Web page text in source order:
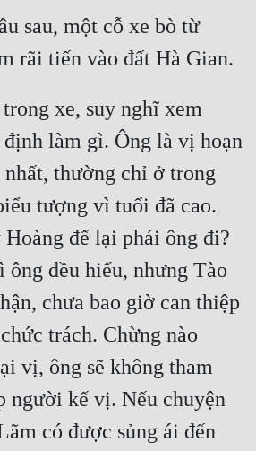
sau, một cỗ xe bò từ
xe, suy nghĩ xem
định làm gì. Ông là vị hoạn
nhất, thường chỉ ở trong
tượng vì tuổi đã cao.
đế lại phái ông đi?
đều hiểu, nhưng Tào
chưa bao giờ can thiệp
trách. Chừng nào
vị, ông sẽ không tham
người kế vị. Nếu chuyện
có được sủng ái đến